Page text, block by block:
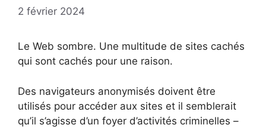
2 février 2024
Le Web sombre. Une multitude de sites cachés
qui sont cachés pour une raison.
Des navigateurs anonymisés doivent être
utilisés pour accéder aux sites et il semblerait
qu’il s’agisse d’un foyer d’activités criminelles –